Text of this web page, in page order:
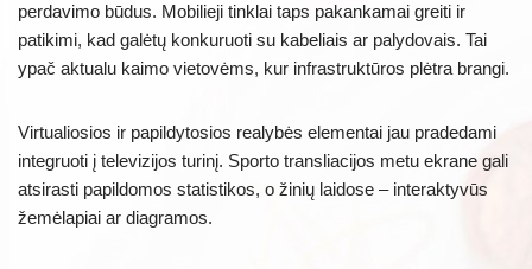
perdavimo būdus. Mobilieji tinklai taps pakankamai greiti ir
patikimi, kad galėtų konkuruoti su kabeliais ar palydovais. Tai
ypač aktualu kaimo vietovėms, kur infrastruktūros plėtra brangi.
Virtualiosios ir papildytosios realybės elementai jau pradedami
integruoti į televizijos turinį. Sporto transliacijos metu ekrane gali
atsirasti papildomos statistikos, o žinių laidose – interaktyvūs
žemėlapiai ar diagramos.